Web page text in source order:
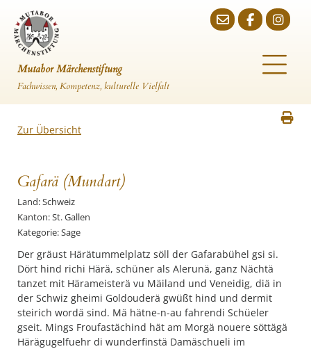
Mutabor Märchenstiftung
Fachwissen, Kompetenz, kulturelle Vielfalt
Zur Übersicht
Gafarä (Mundart)
Land: Schweiz
Kanton: St. Gallen
Kategorie: Sage
Der gräust Härätummelplatz söll der Gafarabühel gsi si.
Dört hind richi Härä, schüner als Alerunä, ganz Nächtä
tanzet mit Härameisterä vu Mäiland und Veneidig, diä in
der Schwiz gheimi Goldouderä gwüßt hind und dermit
steirich wordä sind. Mä hätne-n-au fahrendi Schüeler
gseit. Mings Froufastächind hät am Morgä nouere söttägä
Härägugelfuehr di wunderfinstä Damäschueli im